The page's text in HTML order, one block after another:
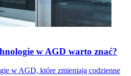
w AGD warto znać?
w AGD, które zmieniają codzienne